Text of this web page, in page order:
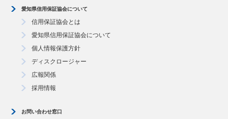
愛知県信用保証協会について
信用保証協会とは
愛知県信用保証協会について
個人情報保護方針
ディスクロージャー
広報関係
採用情報
お問い合わせ窓口